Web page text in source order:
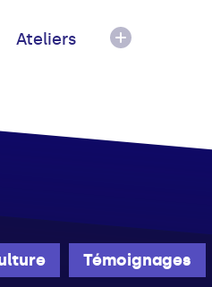
Ateliers
Témoignages